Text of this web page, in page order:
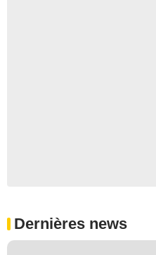
Dernières news